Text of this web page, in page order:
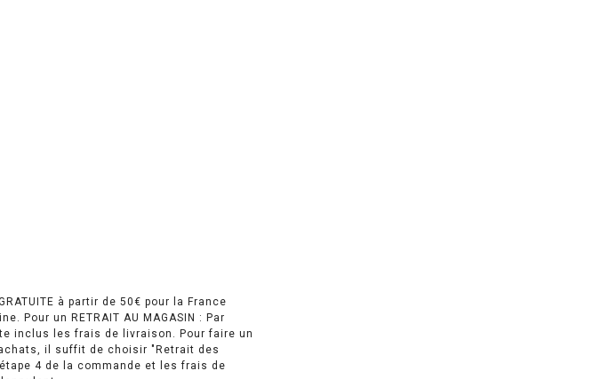
à partir de 50€ pour la France
Pour un RETRAIT AU MAGASIN : Par
inclus les frais de livraison. Pour faire un
il suffit de choisir "Retrait des
4 de la commande et les frais de